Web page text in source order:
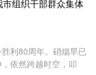
组织干部群众集体
利80周年。硝烟早已
依然跨越时空，叩